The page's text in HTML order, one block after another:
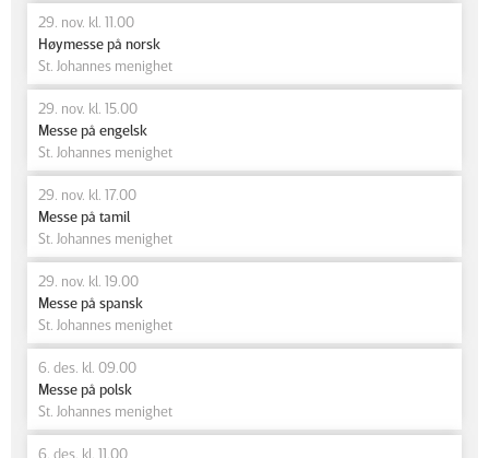
29. nov. kl. 11.00
Høymesse på norsk
St. Johannes menighet
29. nov. kl. 15.00
Messe på engelsk
St. Johannes menighet
29. nov. kl. 17.00
Messe på tamil
St. Johannes menighet
29. nov. kl. 19.00
Messe på spansk
St. Johannes menighet
6. des. kl. 09.00
Messe på polsk
St. Johannes menighet
6. des. kl. 11.00